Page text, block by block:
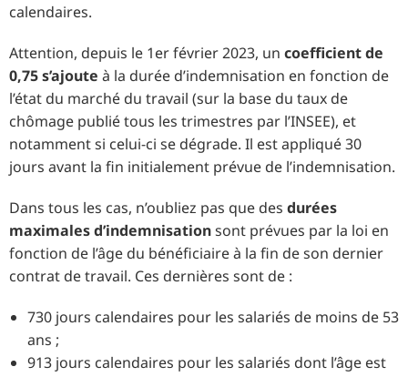
calendaires.
Attention, depuis le 1er février 2023, un coefficient de
0,75 s’ajoute à la durée d’indemnisation en fonction de
l’état du marché du travail (sur la base du taux de
chômage publié tous les trimestres par l’INSEE), et
notamment si celui-ci se dégrade. Il est appliqué 30
jours avant la fin initialement prévue de l’indemnisation.
Dans tous les cas, n’oubliez pas que des durées
maximales d’indemnisationsont prévues par la loi en
fonction de l’âge du bénéficiaire à la fin de son dernier
contrat de travail. Ces dernières sont de :
730 jours calendaires pour les salariés de moins de 53
ans ;
913 jours calendaires pour les salariés dont l’âge est